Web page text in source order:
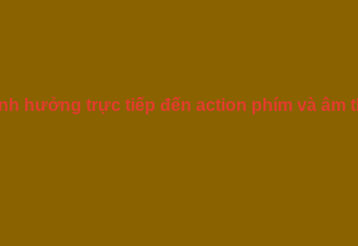
hưởng trực tiếp đến action phím và âm